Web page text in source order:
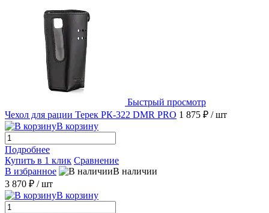
Быстрый просмотр
Чехол для рации Терек РК-322 DMR PRO 1 875 ₽ / шт
В корзину
Подробнее
Купить в 1 клик Сравнение
В избранное
В наличии
3 870 ₽ / шт
В корзину